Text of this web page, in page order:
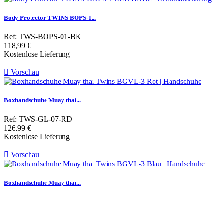
Body Protector TWINS BOPS-1...
Ref: TWS-BOPS-01-BK
Preis
118,99 €
Kostenlose Lieferung
 Vorschau
Boxhandschuhe Muay thai...
Ref: TWS-GL-07-RD
Preis
126,99 €
Kostenlose Lieferung
 Vorschau
Boxhandschuhe Muay thai...